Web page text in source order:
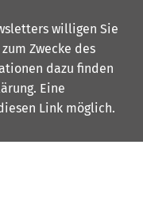
willigen Sie
Zwecke des
dazu finden
. Eine
Link möglich.